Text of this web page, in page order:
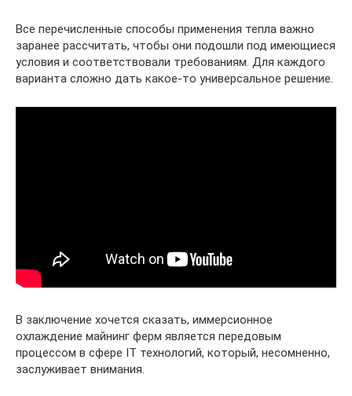
Все перечисленные способы применения тепла важно
заранее рассчитать, чтобы они подошли под имеющиеся
условия и соответствовали требованиям. Для каждого
варианта сложно дать какое-то универсальное решение.
В заключение хочется сказать, иммерсионное
охлаждение майнинг ферм является передовым
процессом в сфере IT технологий, который, несомненно,
заслуживает внимания.